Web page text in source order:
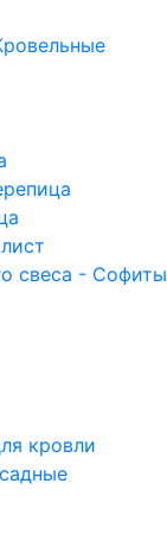
свеса - Софиты
кровли